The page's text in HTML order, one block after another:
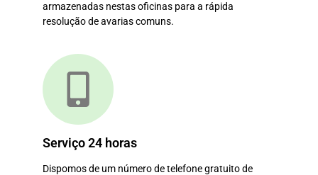
armazenadas nestas oficinas para a rápida
resolução de avarias comuns.
Serviço 24 horas
Dispomos de um número de telefone gratuito de